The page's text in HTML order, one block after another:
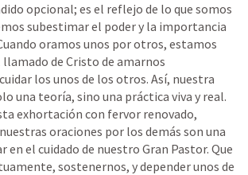
opcional; es el reflejo de lo que somos
subestimar el poder y la importancia
oramos unos por otros, estamos
de Cristo de amarnos
los unos de los otros. Así, nuestra
una teoría, sino una práctica viva y real.
exhortación con fervor renovado,
oraciones por los demás son una
el cuidado de nuestro Gran Pastor. Que
sostenernos, y depender unos de